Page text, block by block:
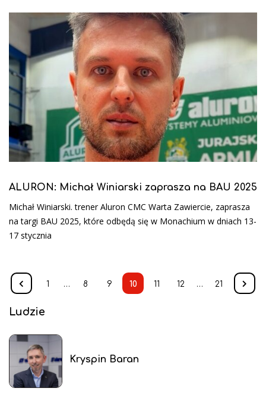
ALURON: Michał Winiarski zaprasza na BAU 2025
Michał Winiarski. trener Aluron CMC Warta Zawiercie, zaprasza
na targi BAU 2025, które odbędą się w Monachium w dniach 13-
17 stycznia
1 … 8 9 10 11 12 … 21
Ludzie
Kryspin Baran